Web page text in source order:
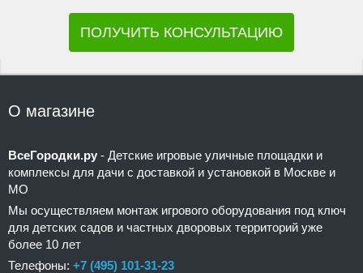
ПОЛУЧИТЬ КОНСУЛЬТАЦИЮ
О магазине
ВсеГородки.ру - Детские игровые уличные площадки и
комплексы для дачи с доставкой и установкой в Москве и
МО
Мы осуществляем монтаж игрового оборудования под ключ
для детских садов и частных дворовых территорий уже
более 10 лет
Телефоны: +7 (495) 101-31-23